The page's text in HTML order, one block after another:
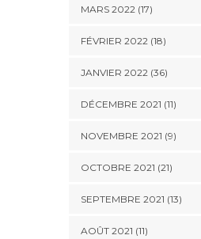
MARS 2022 (17)
FÉVRIER 2022 (18)
JANVIER 2022 (36)
DÉCEMBRE 2021 (11)
NOVEMBRE 2021 (9)
OCTOBRE 2021 (21)
SEPTEMBRE 2021 (13)
AOÛT 2021 (11)